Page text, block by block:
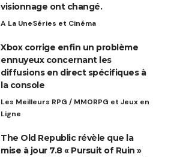
visionnage ont changé.
A La UneSéries et Cinéma
Xbox corrige enfin un problème
ennuyeux concernant les
diffusions en direct spécifiques à
la console
Les Meilleurs RPG / MMORPG et Jeux en
Ligne
The Old Republic révèle que la
mise à jour 7.8 « Pursuit of Ruin »